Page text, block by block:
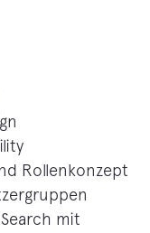
Rollenkonzept
mit